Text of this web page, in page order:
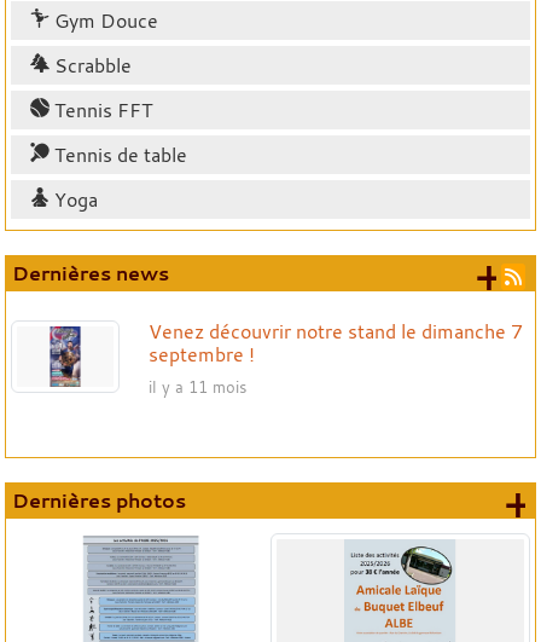
Gym Douce
Scrabble
Tennis FFT
Tennis de table
Yoga
Dernières news
Venez découvrir notre stand le dimanche 7
septembre !
il y a 11 mois
+
Dernières photos